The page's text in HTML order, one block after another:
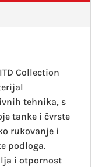
Collection
tehnika, s
tanke i čvrste
rukovanje i
podloga.
i otpornost